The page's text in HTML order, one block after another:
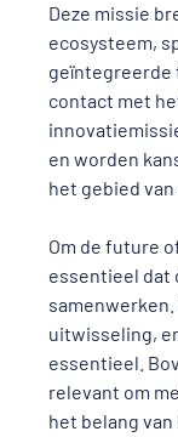
Deze missie
ecosysteem,
geïntegreerde
contact met
en worden
het gebied
Om de future
essentieel dat
uitwisseling,
essentieel.
relevant om
het belang